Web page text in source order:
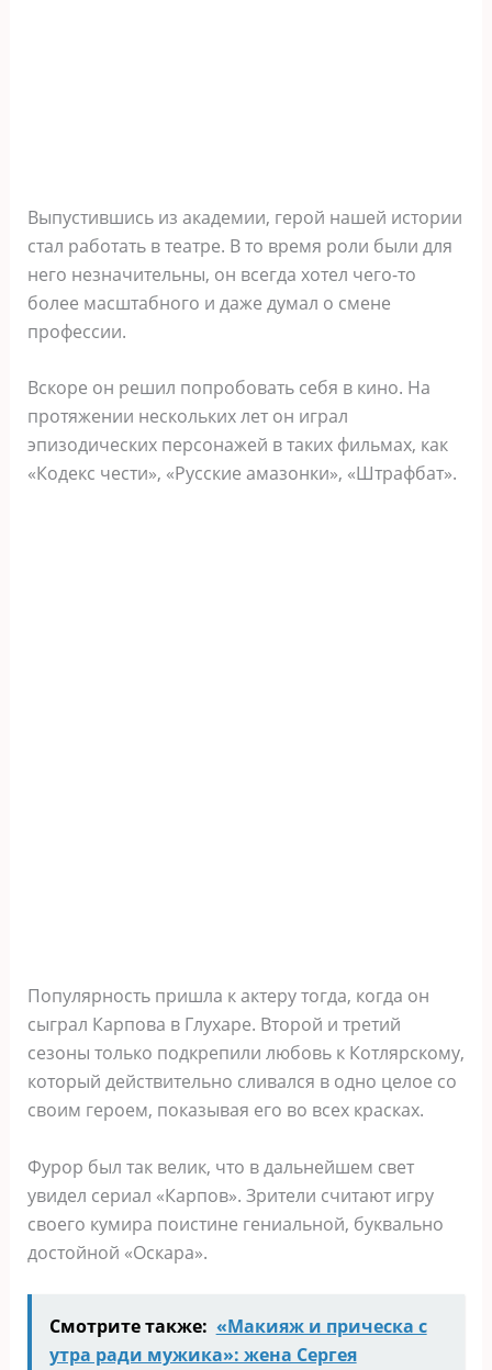
Выпустившись из академии, герой нашей истории
стал работать в театре. В то время роли были для
него незначительны, он всегда хотел чего-то
более масштабного и даже думал о смене
профессии.
Вскоре он решил попробовать себя в кино. На
протяжении нескольких лет он играл
эпизодических персонажей в таких фильмах, как
«Кодекс чести», «Русские амазонки», «Штрафбат».
Популярность пришла к актеру тогда, когда он
сыграл Карпова в Глухаре. Второй и третий
сезоны только подкрепили любовь к Котлярскому,
который действительно сливался в одно целое со
своим героем, показывая его во всех красках.
Фурор был так велик, что в дальнейшем свет
увидел сериал «Карпов». Зрители считают игру
своего кумира поистине гениальной, буквально
достойной «Оскара».
Смотрите также: «Макияж и прическа с
утра ради мужика»: жена Сергея